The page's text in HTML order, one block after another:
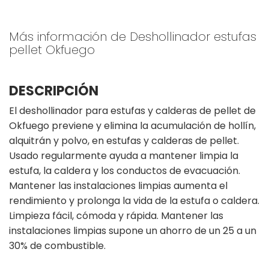
Más información de Deshollinador estufas
pellet Okfuego
DESCRIPCIÓN
El deshollinador para estufas y calderas de pellet de
Okfuego previene y elimina la acumulación de hollín,
alquitrán y polvo, en estufas y calderas de pellet.
Usado regularmente ayuda a mantener limpia la
estufa, la caldera y los conductos de evacuación.
Mantener las instalaciones limpias aumenta el
rendimiento y prolonga la vida de la estufa o caldera.
Limpieza fácil, cómoda y rápida. Mantener las
instalaciones limpias supone un ahorro de un 25 a un
30% de combustible.